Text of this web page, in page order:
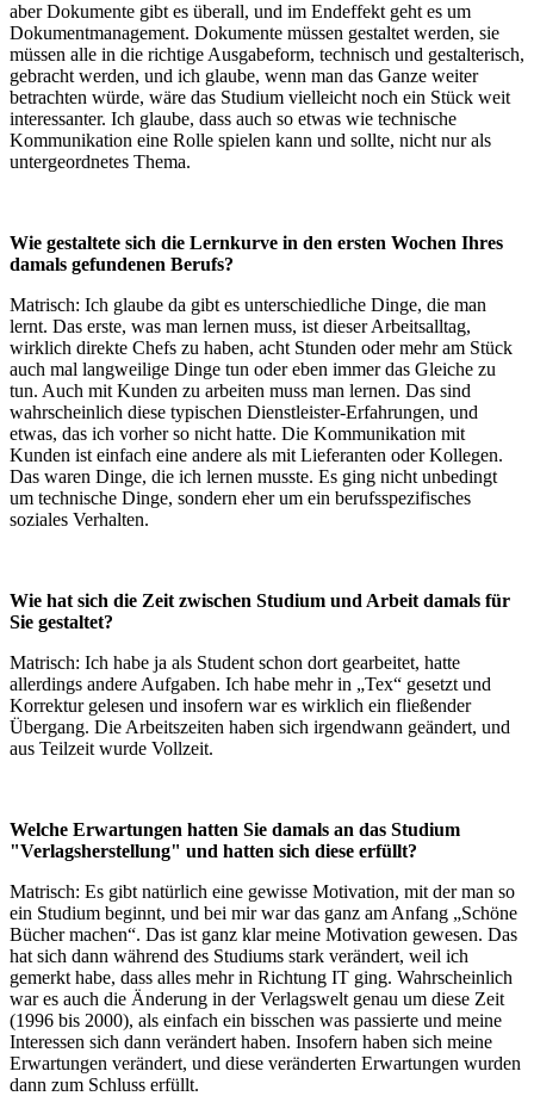
aber Dokumente gibt es überall, und im Endeffekt geht es um
Dokumentmanagement. Dokumente müssen gestaltet werden, sie
müssen alle in die richtige Ausgabeform, technisch und gestalterisch,
gebracht werden, und ich glaube, wenn man das Ganze weiter
betrachten würde, wäre das Studium vielleicht noch ein Stück weit
interessanter. Ich glaube, dass auch so etwas wie technische
Kommunikation eine Rolle spielen kann und sollte, nicht nur als
untergeordnetes Thema.
Wie gestaltete sich die Lernkurve in den ersten Wochen Ihres
damals gefundenen Berufs?
Matrisch: Ich glaube da gibt es unterschiedliche Dinge, die man
lernt. Das erste, was man lernen muss, ist dieser Arbeitsalltag,
wirklich direkte Chefs zu haben, acht Stunden oder mehr am Stück
auch mal langweilige Dinge tun oder eben immer das Gleiche zu
tun. Auch mit Kunden zu arbeiten muss man lernen. Das sind
wahrscheinlich diese typischen Dienstleister-Erfahrungen, und
etwas, das ich vorher so nicht hatte. Die Kommunikation mit
Kunden ist einfach eine andere als mit Lieferanten oder Kollegen.
Das waren Dinge, die ich lernen musste. Es ging nicht unbedingt
um technische Dinge, sondern eher um ein berufsspezifisches
soziales Verhalten.
Wie hat sich die Zeit zwischen Studium und Arbeit damals für
Sie gestaltet?
Matrisch: Ich habe ja als Student schon dort gearbeitet, hatte
allerdings andere Aufgaben. Ich habe mehr in „Tex“ gesetzt und
Korrektur gelesen und insofern war es wirklich ein fließender
Übergang. Die Arbeitszeiten haben sich irgendwann geändert, und
aus Teilzeit wurde Vollzeit.
Welche Erwartungen hatten Sie damals an das Studium
"Verlagsherstellung" und hatten sich diese erfüllt?
Matrisch: Es gibt natürlich eine gewisse Motivation, mit der man so
ein Studium beginnt, und bei mir war das ganz am Anfang „Schöne
Bücher machen“. Das ist ganz klar meine Motivation gewesen. Das
hat sich dann während des Studiums stark verändert, weil ich
gemerkt habe, dass alles mehr in Richtung IT ging. Wahrscheinlich
war es auch die Änderung in der Verlagswelt genau um diese Zeit
(1996 bis 2000), als einfach ein bisschen was passierte und meine
Interessen sich dann verändert haben. Insofern haben sich meine
Erwartungen verändert, und diese veränderten Erwartungen wurden
dann zum Schluss erfüllt.